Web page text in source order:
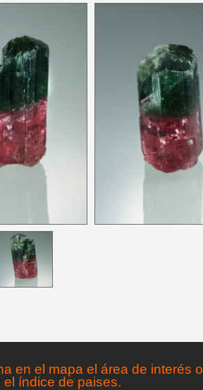
en el mapa el área de interés o
el índice de paises.